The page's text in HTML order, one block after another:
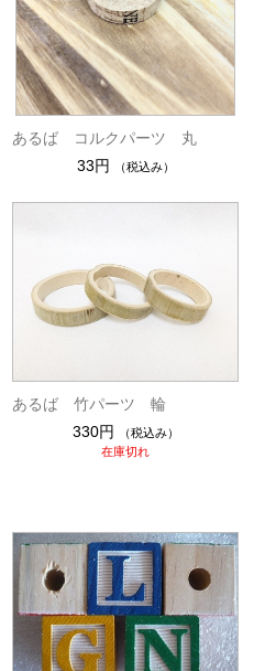
あるば コルクパーツ 丸
33円
（税込み）
あるば 竹パーツ 輪
330円
（税込み）
在庫切れ